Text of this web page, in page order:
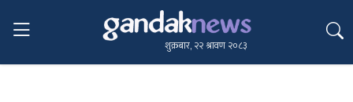
शुक्रबार, २२ श्रावण २०८३